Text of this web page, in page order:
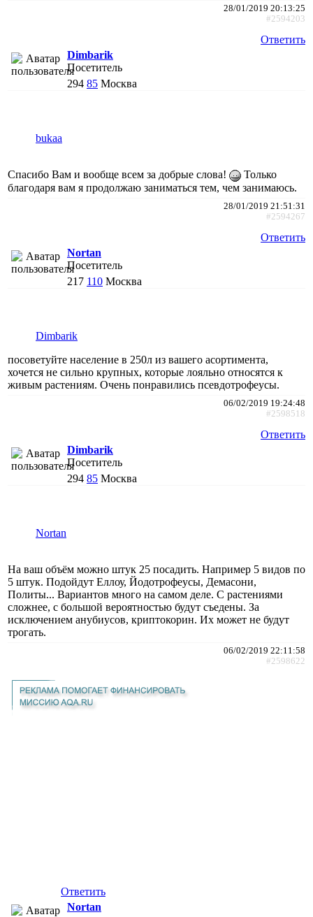
28/01/2019 20:13:25
#2594203
Ответить
Dimbarik
Посетитель
294 85 Москва
bukaa
Спасибо Вам и вообще всем за добрые слова!
Только
благодаря вам я продолжаю заниматься тем, чем занимаюсь.
28/01/2019 21:51:31
#2594267
Ответить
Nortan
Посетитель
217 110 Москва
Dimbarik
посоветуйте население в 250л из вашего асортимента,
хочется не сильно крупных, которые лояльно относятся к
живым растениям. Очень понравились псевдотрофеусы.
06/02/2019 19:24:48
#2598518
Ответить
Dimbarik
Посетитель
294 85 Москва
Nortan
На ваш объём можно штук 25 посадить. Например 5 видов по
5 штук. Подойдут Еллоу, Йодотрофеусы, Демасони,
Политы... Вариантов много на самом деле. С растениями
сложнее, с большой вероятностью будут съедены. За
исключением анубиусов, криптокорин. Их может не будут
трогать.
06/02/2019 22:11:58
#2598622
Ответить
Nortan